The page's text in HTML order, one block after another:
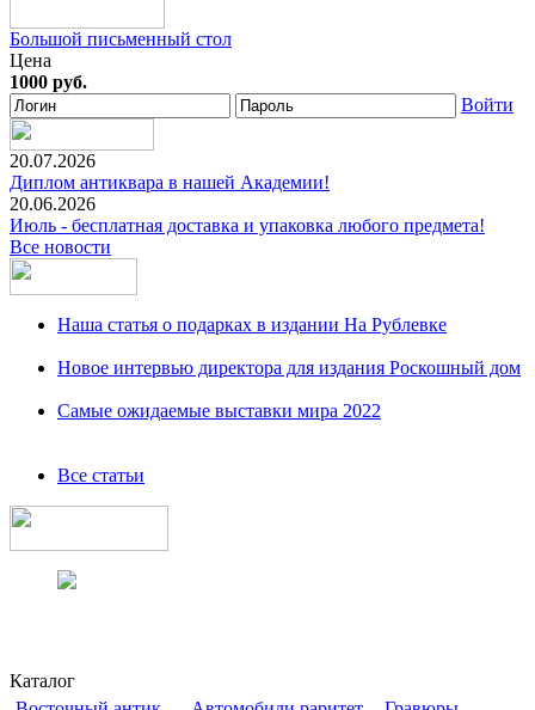
Большой письменный стол
Цена
1000 руб.
Войти
20.07.2026
Диплом антиквара в нашей Академии!
20.06.2026
Июль - бесплатная доставка и упаковка любого предмета!
Все новости
Наша статья о подарках в издании На Рублевке
Новое интервью директора для издания Роскошный дом
Самые ожидаемые выставки мира 2022
Все статьи
Каталог